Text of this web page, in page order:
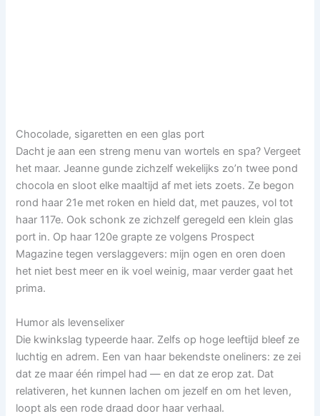
Chocolade, sigaretten en een glas port
Dacht je aan een streng menu van wortels en spa? Vergeet
het maar. Jeanne gunde zichzelf wekelijks zo’n twee pond
chocola en sloot elke maaltijd af met iets zoets. Ze begon
rond haar 21e met roken en hield dat, met pauzes, vol tot
haar 117e. Ook schonk ze zichzelf geregeld een klein glas
port in. Op haar 120e grapte ze volgens Prospect
Magazine tegen verslaggevers: mijn ogen en oren doen
het niet best meer en ik voel weinig, maar verder gaat het
prima.
Humor als levenselixer
Die kwinkslag typeerde haar. Zelfs op hoge leeftijd bleef ze
luchtig en adrem. Een van haar bekendste oneliners: ze zei
dat ze maar één rimpel had — en dat ze erop zat. Dat
relativeren, het kunnen lachen om jezelf en om het leven,
loopt als een rode draad door haar verhaal.